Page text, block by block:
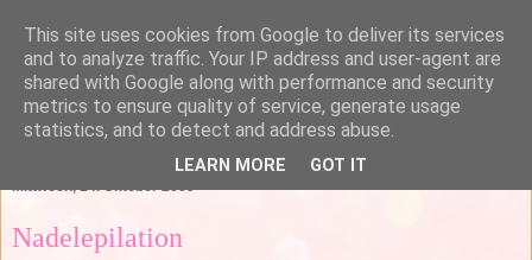
Mittwoch, 14. Oktober 2009
Nadelepilation
This site uses cookies from Google to deliver its services
and to analyze traffic. Your IP address and user-agent are
shared with Google along with performance and security
metrics to ensure quality of service, generate usage
statistics, and to detect and address abuse.
LEARN MORE GOT IT